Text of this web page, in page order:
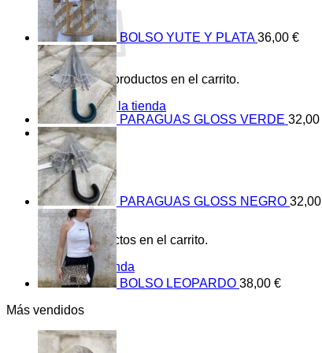
No hay productos en el carrito.
Volver a la tienda
0
Carrito
No hay productos en el carrito.
Volver a la tienda
BOLSO YUTE Y PLATA 36,00 €
PARAGUAS GLOSS VERDE 32,00
PARAGUAS GLOSS NEGRO 32,00
BOLSO LEOPARDO 38,00 €
Más vendidos